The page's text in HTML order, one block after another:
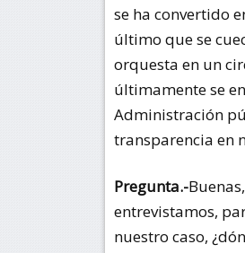
se ha convertido
último que se
orquesta en un
últimamente se
Administración
transparencia en
Pregunta.-
entrevistamos,
nuestro caso,